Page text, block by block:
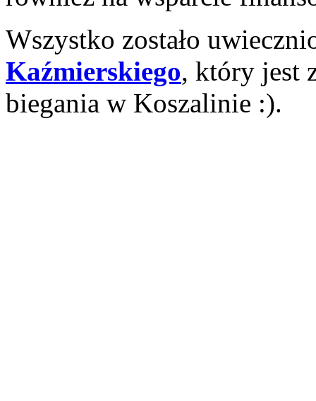
Wszystko zostało
Kaźmierskiego, który jest
biegania w Koszalinie :).